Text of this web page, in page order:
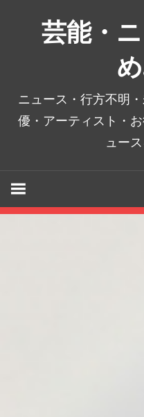
芸能・
ニュース・行方不明
優・アーティスト・
ュー